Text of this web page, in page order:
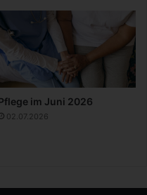
im Juni 2026
02.07.2026